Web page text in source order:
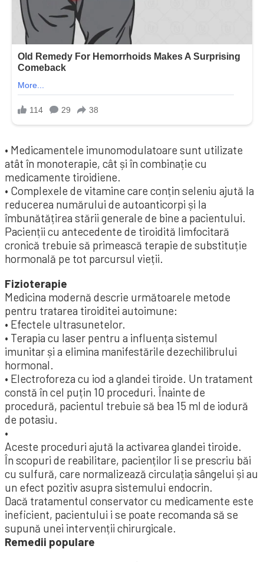
• Medicamentele imunomodulatoare sunt utilizate
atât în ​​monoterapie, cât și în combinație cu
medicamente tiroidiene.
• Complexele de vitamine care conțin seleniu ajută la
reducerea numărului de autoanticorpi și la
îmbunătățirea stării generale de bine a pacientului.
Pacienții cu antecedente de tiroidită limfocitară
cronică trebuie să primească terapie de substituție
hormonală pe tot parcursul vieții.
Fizioterapie
Medicina modernă descrie următoarele metode
pentru tratarea tiroiditei autoimune:
• Efectele ultrasunetelor.
• Terapia cu laser pentru a influența sistemul
imunitar și a elimina manifestările dezechilibrului
hormonal.
• Electroforeza cu iod a glandei tiroide. Un tratament
constă în cel puțin 10 proceduri. Înainte de
procedură, pacientul trebuie să bea 15 ml de iodură
de potasiu.
•
Aceste proceduri ajută la activarea glandei tiroide.
În scopuri de reabilitare, pacienților li se prescriu băi
cu sulfură, care normalizează circulația sângelui și au
un efect pozitiv asupra sistemului endocrin.
Dacă tratamentul conservator cu medicamente este
ineficient, pacientului i se poate recomanda să se
supună unei intervenții chirurgicale.
Remedii populare